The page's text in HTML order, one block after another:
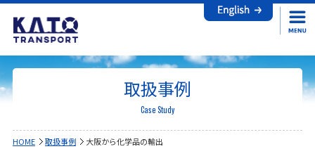
取扱事例
Case Study
HOME 取扱事例 大阪から化学品の輸出